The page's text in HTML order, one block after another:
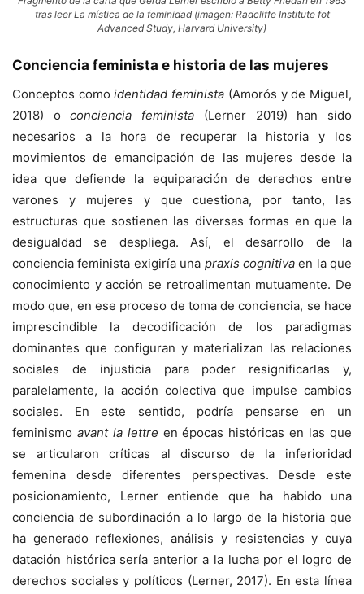
tras leer La mística de la feminidad (imagen: Radcliffe Institute fot
Advanced Study, Harvard University)
Conciencia feminista e historia de las mujeres
Conceptos comoidentidad feminista (Amorós y de Miguel,
2018) oconciencia feminista (Lerner 2019) han sido
necesarios a la hora de recuperar la historia y los
movimientos de emancipación de las mujeres desde la
idea que defiende la equiparación de derechos entre
varones y mujeres y que cuestiona, por tanto, las
estructuras que sostienen las diversas formas en que la
desigualdad se despliega. Así, el desarrollo de la
conciencia feminista exigiría una praxis cognitivaen la que
conocimiento y acción se retroalimentan mutuamente. De
modo que, en ese proceso de toma de conciencia, se hace
imprescindible la decodificación de los paradigmas
dominantes que configuran y materializan las relaciones
sociales de injusticia para poder resignificarlas y,
paralelamente, la acción colectiva que impulse cambios
sociales. En este sentido, podría pensarse en un
feminismo avant la lettre en épocas históricas en las que
se articularon críticas al discurso de la inferioridad
femenina desde diferentes perspectivas. Desde este
posicionamiento, Lerner entiende que ha habido una
conciencia de subordinación a lo largo de la historia que
ha generado reflexiones, análisis y resistencias y cuya
datación histórica sería anterior a la lucha por el logro de
derechos sociales y políticos (Lerner, 2017). En esta línea